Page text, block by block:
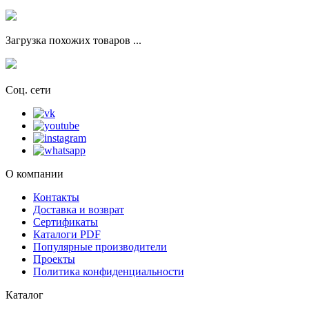
Загрузка похожих товаров ...
Соц. сети
О компании
Контакты
Доставка и возврат
Сертификаты
Каталоги PDF
Популярные производители
Проекты
Политика конфиденциальности
Каталог